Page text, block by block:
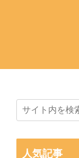
人気記事